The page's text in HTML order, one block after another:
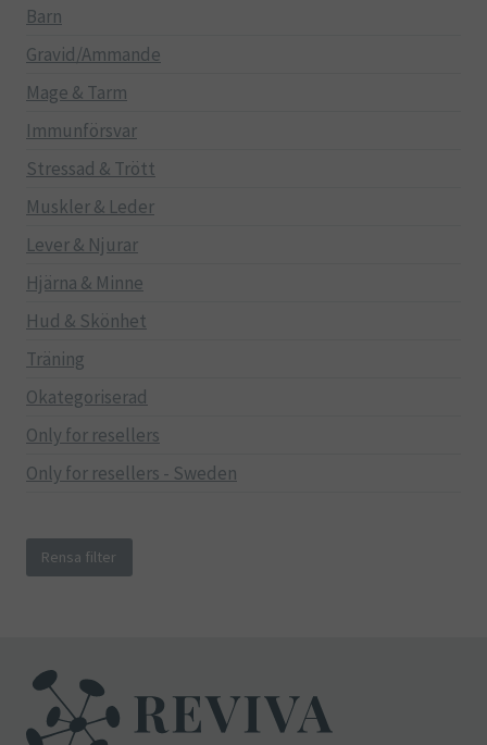
Barn
Gravid/Ammande
Mage & Tarm
Immunförsvar
Stressad & Trött
Muskler & Leder
Lever & Njurar
Hjärna & Minne
Hud & Skönhet
Träning
Okategoriserad
Only for resellers
Only for resellers - Sweden
Rensa filter